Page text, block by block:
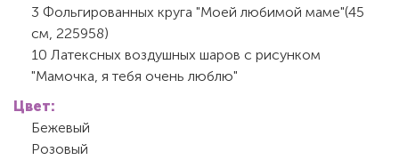
3 Фольгированных круга "Моей любимой маме"(45
см, 225958)
10 Латексных воздушных шаров с рисунком
"Мамочка, я тебя очень люблю"
Цвет:
Бежевый
Розовый